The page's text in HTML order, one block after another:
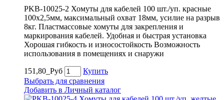
PKB-10025-2 Хомуты для кабелей 100 шт./уп. красные
100х2,5мм, максимальный охват 18мм, усилие на разрыв
8кг. Пластмассовые хомуты для закрепления и
маркирования кабелей. Удобная и быстрая установка
Хорошая гибкость и износостойкость Возможность
использования в помещениях и снаружи
151,80_Руб
Купить
Выбрать для сравнения
Добавить в Личный каталог